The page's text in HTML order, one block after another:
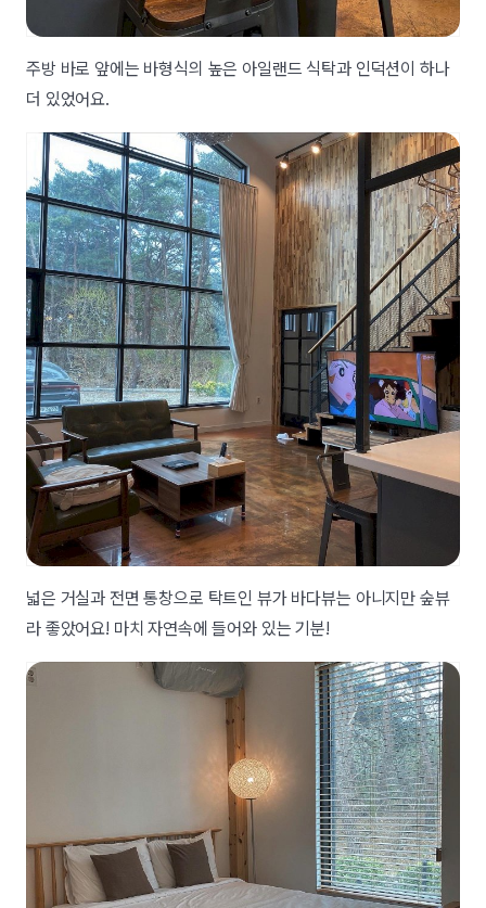
주방 바로 앞에는 바형식의 높은 아일랜드 식탁과 인덕션이 하나
더 있었어요.
넓은 거실과 전면 통창으로 탁트인 뷰가 바다뷰는 아니지만 숲뷰
라 좋았어요! 마치 자연속에 들어와 있는 기분!